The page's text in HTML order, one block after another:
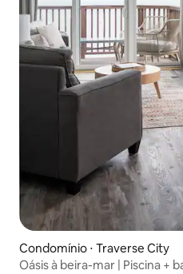
Condomínio ⋅ Traverse City
Oásis à beira-mar | Piscina +